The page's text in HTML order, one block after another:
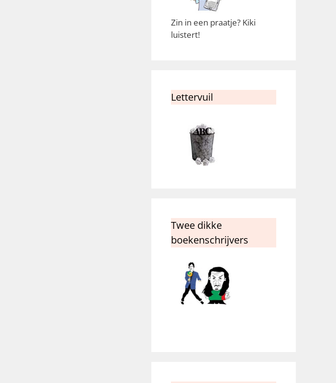
Zin in een praatje? Kiki
luistert!
Lettervuil
Twee dikke
boekenschrijvers